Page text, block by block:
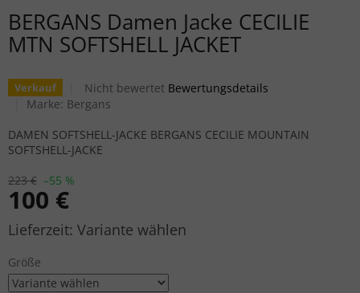
BERGANS Damen Jacke CECILIE
MTN SOFTSHELL JACKET
Verkauf Die durchschnittliche Produktbewertung ist 0,0
Nicht bewertet Bewertungsdetails
Marke: Bergans
223 € –55 %
100 €
Verkaufspreis:Variante wählen
Größe
DAMEN SOFTSHELL-JACKE BERGANS CECILIE MOUNTAIN
SOFTSHELL-JACKE